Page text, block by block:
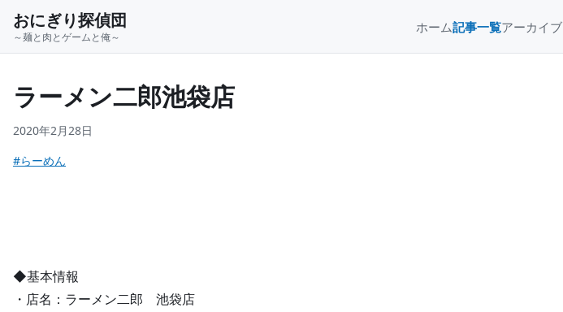
おにぎり探偵団
～麺と肉とゲームと俺～
ホーム記事一覧アーカイブ
ラーメン二郎池袋店
2020年2月28日
#らーめん
◆基本情報
・店名：ラーメン二郎 池袋店